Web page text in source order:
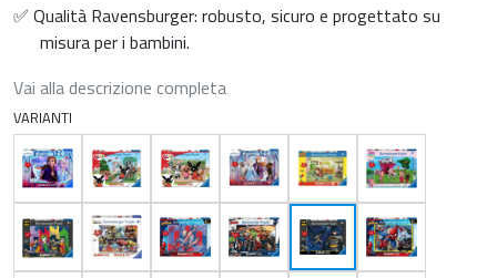
✅ Qualità Ravensburger: robusto, sicuro e progettato su
misura per i bambini.
Vai alla descrizione completa
VARIANTI